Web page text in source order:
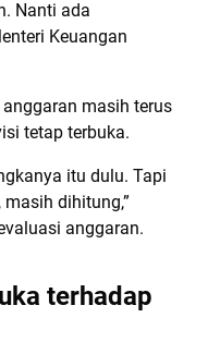
Nanti ada
Keuangan
masih terus
tetap terbuka.
itu dulu. Tapi
dihitung,”
anggaran.
terhadap